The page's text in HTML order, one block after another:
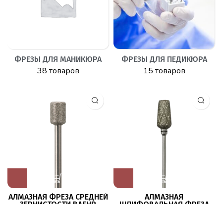
ФРЕЗЫ ДЛЯ МАНИКЮРА
38 товаров
ФРЕЗЫ ДЛЯ ПЕДИКЮРА
15 товаров
АЛМАЗНАЯ ФРЕЗА СРЕДНЕЙ АЛМАЗНАЯ